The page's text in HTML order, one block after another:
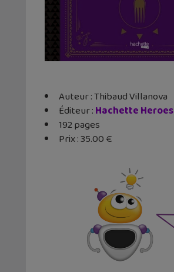
Auteur : Thibaud Villanova
Éditeur ‏:Hachette Heroes
192 pages
Prix : 35.00 €